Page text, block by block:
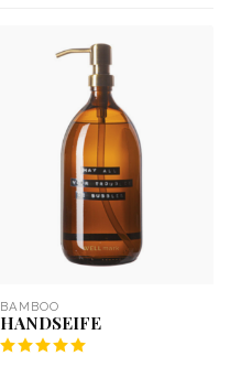
BAMBOO
HANDSEIFE